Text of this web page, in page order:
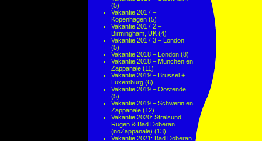
(5)
Vakantie 2017 –
Kopenhagen (5)
Vakantie 2017 2 –
Birmingham, UK (4)
Vakantie 2017 3 – London
(5)
Vakantie 2018 – London (8)
Vakantie 2018 – München en
Zappanale (11)
Vakantie 2019 – Brussel +
Luxemburg (6)
Vakantie 2019 – Oostende
(5)
Vakantie 2019 – Schwerin en
Zappanale (12)
Vakantie 2020: Stralsund,
Rügen & Bad Doberan
(noZappanale) (13)
Vakantie 2021: Bad Doberan